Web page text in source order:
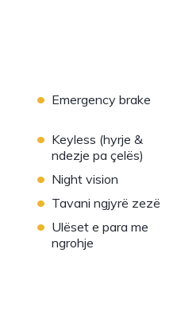
• Emergency brake
• Keyless (hyrje &
ndezje pa çelës)
• Night vision
• Tavani ngjyrë zezë
• Ulëset e para me
ngrohje